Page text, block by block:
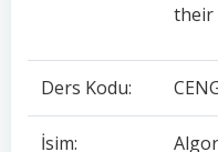
their
Ders Kodu:
İsim: